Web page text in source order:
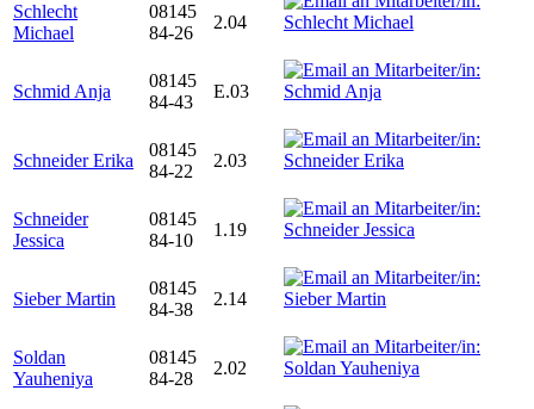
Schlecht
Michael
08145
84-26
2.04
Schmid Anja
08145
84-43
E.03
Schneider Erika
08145
84-22
2.03
Schneider
Jessica
08145
84-10
1.19
Sieber Martin
08145
84-38
2.14
Soldan
Yauheniya
08145
84-28
2.02